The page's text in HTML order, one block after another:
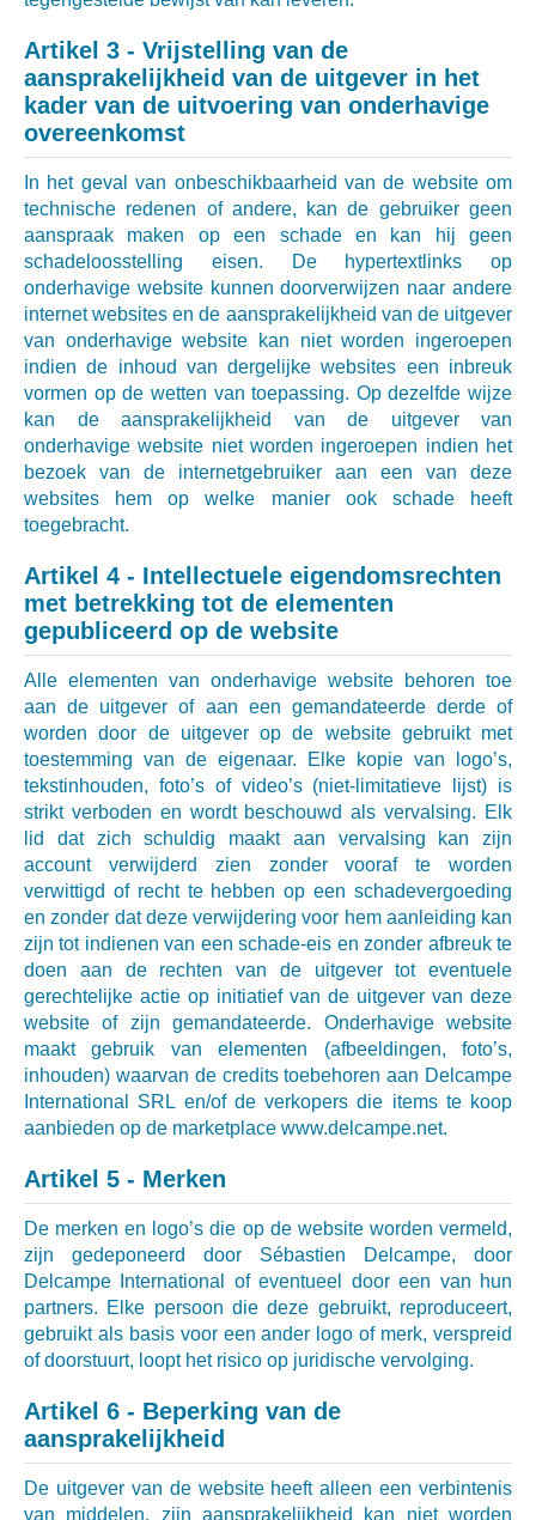
Artikel 3 - Vrijstelling van de
aansprakelijkheid van de uitgever in het
kader van de uitvoering van onderhavige
overeenkomst
In het geval van onbeschikbaarheid van de website om
technische redenen of andere, kan de gebruiker geen
aanspraak maken op een schade en kan hij geen
schadeloosstelling eisen. De hypertextlinks op
onderhavige website kunnen doorverwijzen naar andere
internet websites en de aansprakelijkheid van de uitgever
van onderhavige website kan niet worden ingeroepen
indien de inhoud van dergelijke websites een inbreuk
vormen op de wetten van toepassing. Op dezelfde wijze
kan de aansprakelijkheid van de uitgever van
onderhavige website niet worden ingeroepen indien het
bezoek van de internetgebruiker aan een van deze
websites hem op welke manier ook schade heeft
toegebracht.
Artikel 4 - Intellectuele eigendomsrechten
met betrekking tot de elementen
gepubliceerd op de website
Alle elementen van onderhavige website behoren toe
aan de uitgever of aan een gemandateerde derde of
worden door de uitgever op de website gebruikt met
toestemming van de eigenaar. Elke kopie van logo’s,
tekstinhouden, foto’s of video’s (niet-limitatieve lijst) is
strikt verboden en wordt beschouwd als vervalsing. Elk
lid dat zich schuldig maakt aan vervalsing kan zijn
account verwijderd zien zonder vooraf te worden
verwittigd of recht te hebben op een schadevergoeding
en zonder dat deze verwijdering voor hem aanleiding kan
zijn tot indienen van een schade-eis en zonder afbreuk te
doen aan de rechten van de uitgever tot eventuele
gerechtelijke actie op initiatief van de uitgever van deze
website of zijn gemandateerde. Onderhavige website
maakt gebruik van elementen (afbeeldingen, foto’s,
inhouden) waarvan de credits toebehoren aan Delcampe
International SRL en/of de verkopers die items te koop
aanbieden op de marketplace www.delcampe.net.
Artikel 5 - Merken
De merken en logo’s die op de website worden vermeld,
zijn gedeponeerd door Sébastien Delcampe, door
Delcampe International of eventueel door een van hun
partners. Elke persoon die deze gebruikt, reproduceert,
gebruikt als basis voor een ander logo of merk, verspreid
of doorstuurt, loopt het risico op juridische vervolging.
Artikel 6 - Beperking van de
aansprakelijkheid
De uitgever van de website heeft alleen een verbintenis
van middelen, zijn aansprakelijkheid kan niet worden